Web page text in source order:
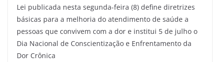
Lei publicada nesta segunda-feira (8) define diretrizes
básicas para a melhoria do atendimento de saúde a
pessoas que convivem com a dor e institui 5 de julho o
Dia Nacional de Conscientização e Enfrentamento da
Dor Crônica